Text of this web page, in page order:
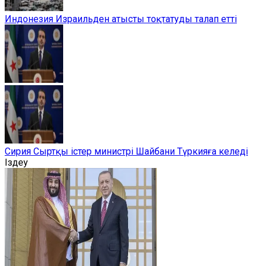
Индонезия Израильден атысты тоқтатуды талап етті
Сирия Сыртқы істер министрі Шайбани Түркияға келеді
Іздеу